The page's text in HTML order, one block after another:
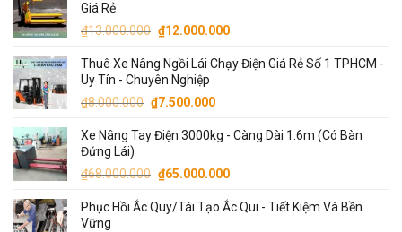
Giá Rẻ
₫13.000.000 Giá
là:
₫13.000.000.
₫12.000.000Giá
tại
Thuê Xe Nâng Ngồi Lái Chạy Điện Giá Rẻ Số 1 TPHCM -
Uy Tín - Chuyên Nghiệp
₫8.000.000 Giá
là:
₫7.500.000Giá
tại
₫7.500.000.
Xe Nâng Tay Điện 3000kg - Càng Dài 1.6m (Có Bàn
Đứng Lái)
₫68.000.000 Giá
là:
₫65.000.000Giá
tại
Phục Hồi Ắc Quy/Tái Tạo Ắc Qui - Tiết Kiệm Và Bền
Vững